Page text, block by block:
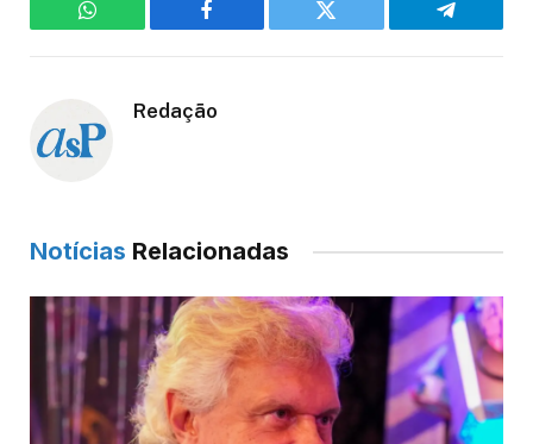
WhatsApp Facebook Twitter Telegram
Redação
Notícias Relacionadas